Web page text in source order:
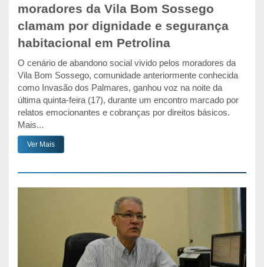
moradores da Vila Bom Sossego
clamam por dignidade e segurança
habitacional em Petrolina
O cenário de abandono social vivido pelos moradores da
Vila Bom Sossego, comunidade anteriormente conhecida
como Invasão dos Palmares, ganhou voz na noite da
última quinta-feira (17), durante um encontro marcado por
relatos emocionantes e cobranças por direitos básicos.
Mais...
Ver Mais